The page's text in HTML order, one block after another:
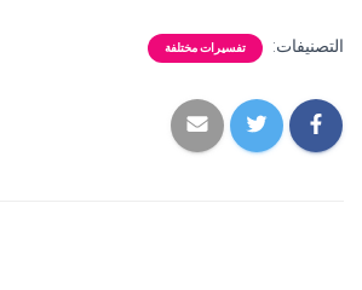
التصنيفات: تفسيرات مختلفة